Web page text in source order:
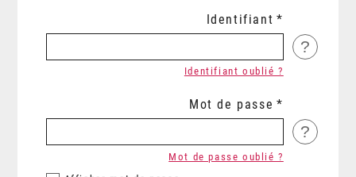
Identifiant
?
Identifiant oublié ?
Mot de passe
?
Mot de passe oublié ?